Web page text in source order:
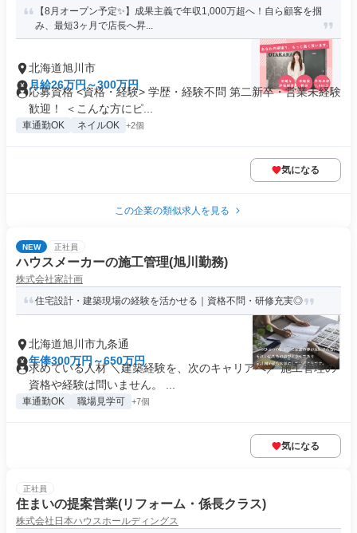
【8月オープン予定✨】成果主義で年収1,000万超へ！自ら顧客を掴
み、最短3ヶ月で店長へ昇...
北海道旭川市
月給26万円～300万円
応募資格 <資格・経験> 学歴・経験不問 第二新卒・営業未経験
歓迎！ ＜こんな方にピ...
車通勤OK ネイルOK +2個
気になる
この企業の類似求人を見る
NEW 正社員
ハウスメーカーの施工管理(旭川勤務)
株式会社家計画
住宅設計・建築現場の経験を活かせる｜資格不問・研修充実◎
北海道旭川市九条通
年俸300万円～650万円
求めている人材 ＼建築経験を、次のキャリアへ／ 施工管理の
資格や経験は問いません。 ...
車通勤OK 職場見学可 +7個
気になる
正社員
住まいの提案営業(リフォーム・係長クラス)
株式会社日本ハウスホールディングス